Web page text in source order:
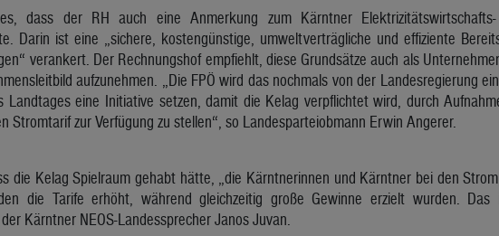
dass der RH auch eine Anmerkung zum Kärntner
Darin ist eine „sichere, kostengünstige, umweltverträgliche und effiziente
verankert. Der Rechnungshof empfiehlt, diese Grundsätze auch als
aufzunehmen. „Die FPÖ wird das nochmals von der Landesregierung
Landtages eine Initiative setzen, damit die Kelag verpflichtet wird, durch
Stromtarif zur Verfügung zu stellen“, so Landesparteiobmann Erwin Angerer.
die Kelag Spielraum gehabt hätte, „die Kärntnerinnen und Kärntner bei den
die Tarife erhöht, während gleichzeitig große Gewinne erzielt wurden. Das
Kärntner NEOS-Landessprecher Janos Juvan.